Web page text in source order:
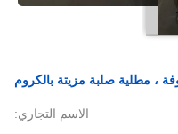
الاسم التجاري: